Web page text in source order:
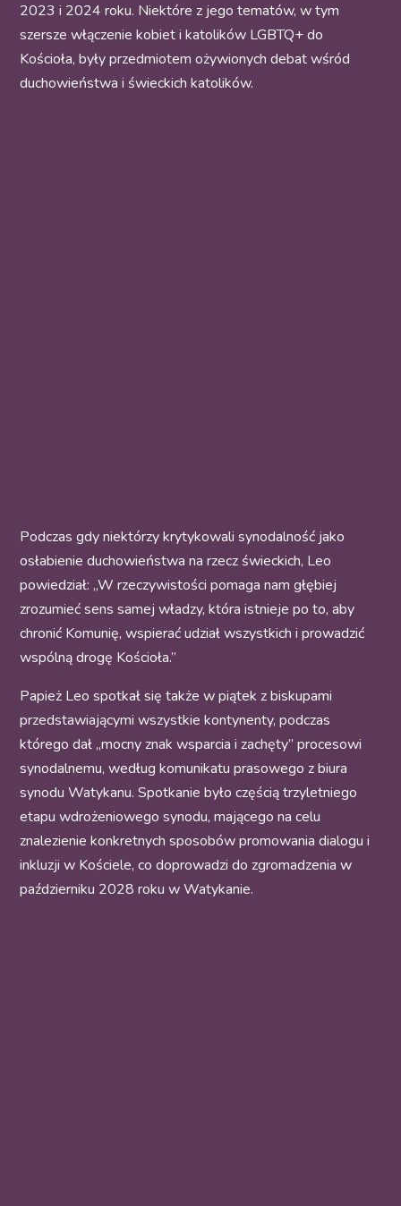
2023 i 2024 roku. Niektóre z jego tematów, w tym
szersze włączenie kobiet i katolików LGBTQ+ do
Kościoła, były przedmiotem ożywionych debat wśród
duchowieństwa i świeckich katolików.
Podczas gdy niektórzy krytykowali synodalność jako
osłabienie duchowieństwa na rzecz świeckich, Leo
powiedział: „W rzeczywistości pomaga nam głębiej
zrozumieć sens samej władzy, która istnieje po to, aby
chronić Komunię, wspierać udział wszystkich i prowadzić
wspólną drogę Kościoła.”
Papież Leo spotkał się także w piątek z biskupami
przedstawiającymi wszystkie kontynenty, podczas
którego dał „mocny znak wsparcia i zachęty” procesowi
synodalnemu, według komunikatu prasowego z biura
synodu Watykanu. Spotkanie było częścią trzyletniego
etapu wdrożeniowego synodu, mającego na celu
znalezienie konkretnych sposobów promowania dialogu i
inkluzji w Kościele, co doprowadzi do zgromadzenia w
październiku 2028 roku w Watykanie.